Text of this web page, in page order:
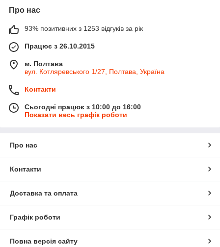
Про нас
93% позитивних з 1253 відгуків за рік
Працює з 26.10.2015
м. Полтава
вул. Котляревського 1/27, Полтава, Україна
Контакти
Сьогодні працює з 10:00 до 16:00
Показати весь графік роботи
Про нас
Контакти
Доставка та оплата
Графік роботи
Повна версія сайту